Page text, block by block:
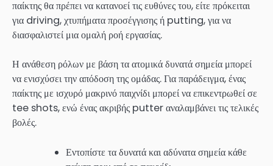
παίκτης θα πρέπει να κατανοεί τις ευθύνες του, είτε πρόκειται
για driving, χτυπήματα προσέγγισης ή putting, για να
διασφαλιστεί μια ομαλή ροή εργασίας.
Η ανάθεση ρόλων με βάση τα ατομικά δυνατά σημεία μπορεί
να ενισχύσει την απόδοση της ομάδας. Για παράδειγμα, ένας
παίκτης με ισχυρό μακρινό παιχνίδι μπορεί να επικεντρωθεί σε
tee shots, ενώ ένας ακριβής putter αναλαμβάνει τις τελικές
βολές.
Εντοπίστε τα δυνατά και αδύνατα σημεία κάθε